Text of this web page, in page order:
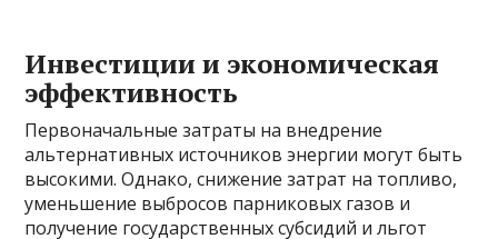
Инвестиции и экономическая
эффективность
Первоначальные затраты на внедрение
альтернативных источников энергии могут быть
высокими. Однако, снижение затрат на топливо,
уменьшение выбросов парниковых газов и
получение государственных субсидий и льгот